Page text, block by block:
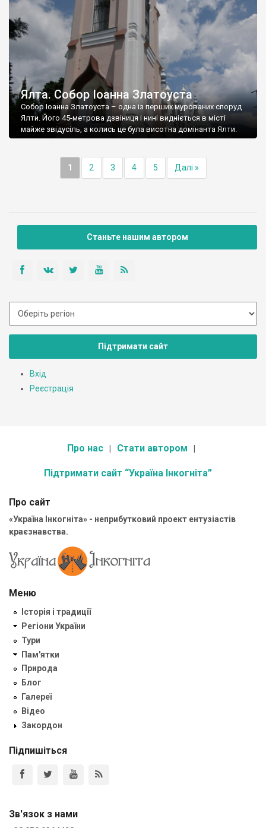
Ялта. Собор Іоанна Златоуста
Собор Іоанна Златоуста – одна із перших мурованих споруд
Ялти. Його 45-метрова дзвіниця і нині видніється в місті
майже звідусіль, а колись це була висотна домінанта Ялти.
1 2 3 4 5 Далі »
Станьте нашим автором
Підтримати сайт
Вхід
Реєстрація
Про нас Стати автором
Підтримати сайт “Україна Інкогніта”
Про сайт
«Україна Інкогніта» - неприбутковий проект ентузіастів
краєзнавства.
Меню
Історія і традиції
Регіони України
Тури
Пам'ятки
Природа
Блог
Галереї
Відео
Закордон
Підпишіться
Зв'язок з нами